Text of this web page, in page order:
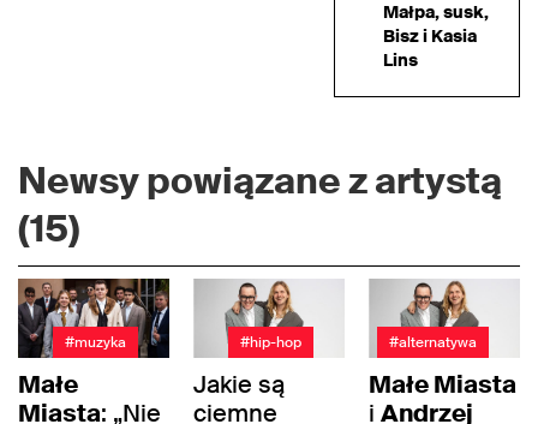
Małpa, susk,
Bisz i Kasia
Lins
Newsy powiązane z artystą
(15)
#muzyka
Małe
Miasta: „Nie
#hip-hop
Jakie są
ciemne
#alternatywa
Małe Miasta
i Andrzej